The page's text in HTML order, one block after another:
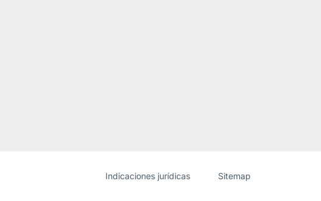
Sitio
[Website
Indicaciones jurídicas Sitemap